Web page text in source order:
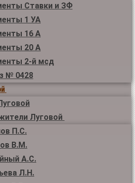
Ставки и ЗФ
1 УА
16 А
20 А
2-й мсд
№ 0428
Луговой
П.С.
В.М.
А.С.
Л.Н.